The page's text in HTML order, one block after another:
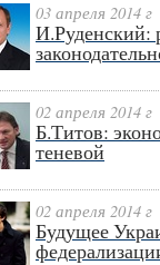
03 апреля 2014 г
И.Руденский:
02 апреля 2014 г
Б.Титов:
теневой
02 апреля 2014 г
Будущее